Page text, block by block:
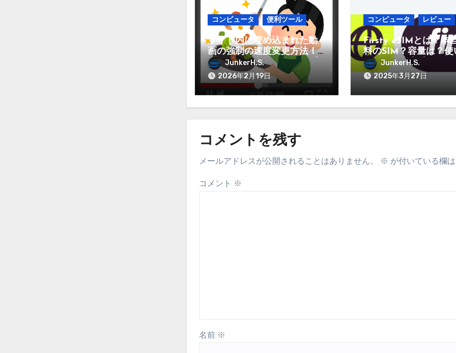
コンピュータ 便利ツール
サイト内に埋め込まれた動
画の強制の速度変更方法！
Youtubeや東進、スタサプ
などなど
JunkerH.S.
2026年2月19日
コンピュータ レビュー
Firsty eSIMとは？本
料のSIM？容量は？使
なの？設定方法は？
疑問に答えていきま
JunkerH.S.
2025年3月27日
コメントを残す
メールアドレスが公開されることはありません。 ※ が付いている欄
コメント ※
名前 ※